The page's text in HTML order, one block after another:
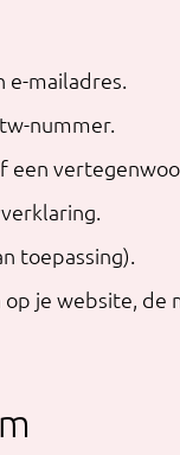
mailadres.
nummer.
een
toepassing).
je website, de